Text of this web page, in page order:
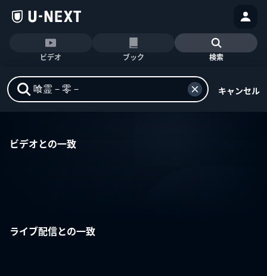
ビデオ ブック 検索
キャンセル
ビデオとの一致
ライブ配信との一致